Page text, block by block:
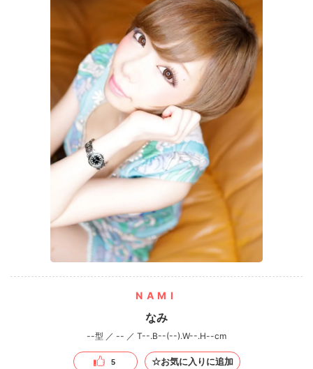
NAMI
なみ
--型 ／ -- ／ T--.B--(--).W--.H--cm
5 ☆お気に入りに追加